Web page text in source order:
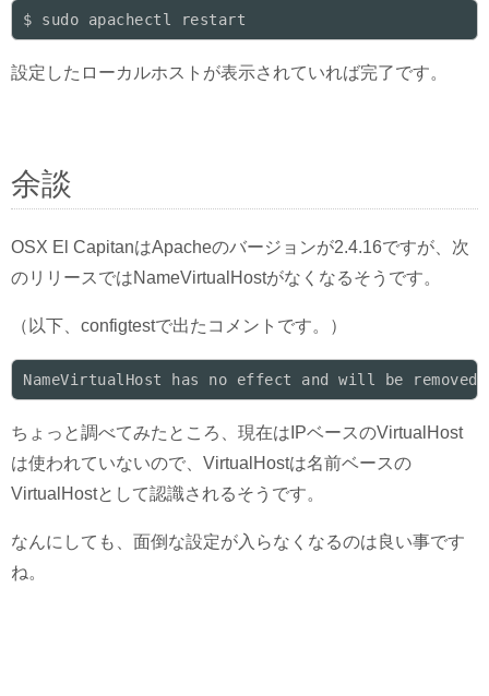
$ sudo apachectl restart
設定したローカルホストが表示されていれば完了です。
余談
OSX El CapitanはApacheのバージョンが2.4.16ですが、次
のリリースではNameVirtualHostがなくなるそうです。
（以下、configtestで出たコメントです。）
NameVirtualHost has no effect and will be
ちょっと調べてみたところ、現在はIPベースのVirtualHost
は使われていないので、VirtualHostは名前ベースの
VirtualHostとして認識されるそうです。
なんにしても、面倒な設定が入らなくなるのは良い事です
ね。